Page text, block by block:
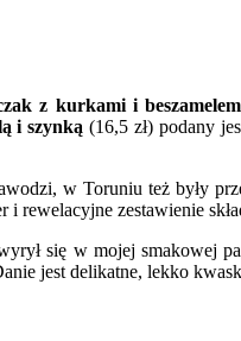
z kurkami i beszamelem
i szynką (16,5 zł) podany
w Toruniu też były
i rewelacyjne zestawienie
się w mojej smakowej
jest delikatne, lekko